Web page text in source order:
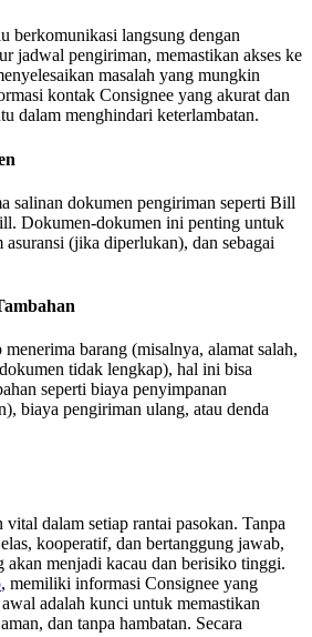
berkomunikasi langsung dengan
jadwal pengiriman, memastikan akses ke
masalah yang mungkin
kontak Consignee yang akurat dan
dalam menghindari keterlambatan.
salinan dokumen pengiriman seperti Bill
Dokumen-dokumen ini penting untuk
(jika diperlukan), dan sebagai
barang (misalnya, alamat salah,
tidak lengkap), hal ini bisa
seperti biaya penyimpanan
biaya pengiriman ulang, atau denda
vital dalam setiap rantai pasokan. Tanpa
kooperatif, dan bertanggung jawab,
akan menjadi kacau dan berisiko tinggi.
, memiliki informasi Consignee yang
adalah kunci untuk memastikan
dan tanpa hambatan. Secara